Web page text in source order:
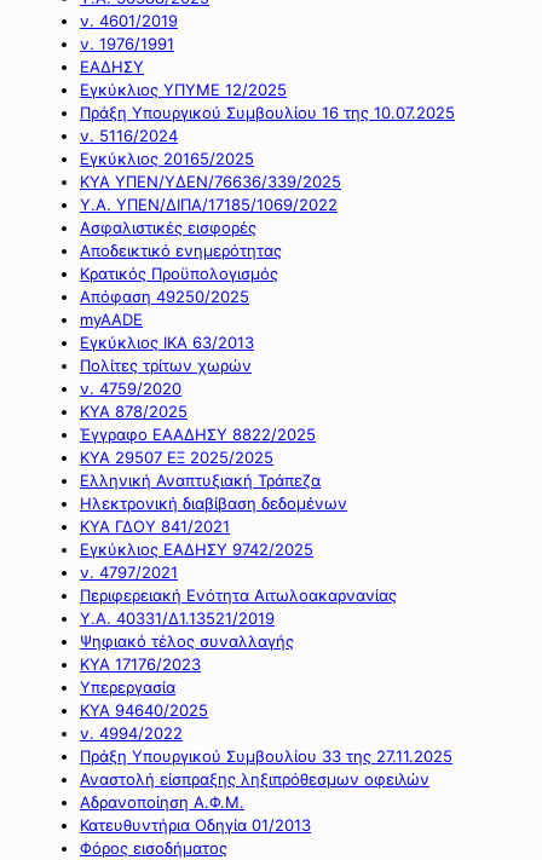
ν. 4601/2019
ν. 1976/1991
ΕΑΔΗΣΥ
Εγκύκλιος ΥΠΥΜΕ 12/2025
Πράξη Υπουργικού Συμβουλίου 16 της 10.07.2025
ν. 5116/2024
Εγκύκλιος 20165/2025
ΚΥΑ ΥΠΕΝ/ΥΔΕΝ/76636/339/2025
Υ.Α. ΥΠΕΝ/ΔΙΠΑ/17185/1069/2022
Ασφαλιστικές εισφορές
Αποδεικτικό ενημερότητας
Κρατικός Προϋπολογισμός
Απόφαση 49250/2025
myAADE
Εγκύκλιος ΙΚΑ 63/2013
Πολίτες τρίτων χωρών
ν. 4759/2020
ΚΥΑ 878/2025
Έγγραφο ΕΑΑΔΗΣΥ 8822/2025
ΚΥΑ 29507 ΕΞ 2025/2025
Ελληνική Αναπτυξιακή Τράπεζα
Ηλεκτρονική διαβίβαση δεδομένων
ΚΥΑ ΓΔΟΥ 841/2021
Εγκύκλιος ΕΑΔΗΣΥ 9742/2025
ν. 4797/2021
Περιφερειακή Ενότητα Αιτωλοακαρνανίας
Υ.Α. 40331/Δ1.13521/2019
Ψηφιακό τέλος συναλλαγής
ΚΥΑ 17176/2023
Υπερεργασία
ΚΥΑ 94640/2025
ν. 4994/2022
Πράξη Υπουργικού Συμβουλίου 33 της 27.11.2025
Αναστολή είσπραξης ληξιπρόθεσμων οφειλών
Αδρανοποίηση Α.Φ.Μ.
Κατευθυντήρια Οδηγία 01/2013
Φόρος εισοδήματος